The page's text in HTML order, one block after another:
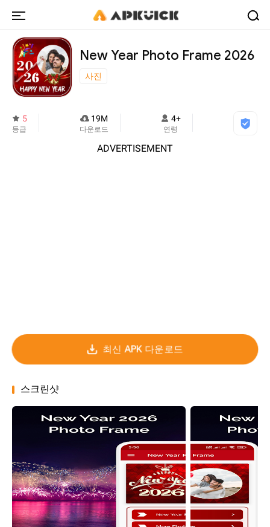
New Year Photo Frame 2026
사진
5
등급
19M
다운로드
4+
연령
ADVERTISEMENT
최신 APK 다운로드
스크린샷